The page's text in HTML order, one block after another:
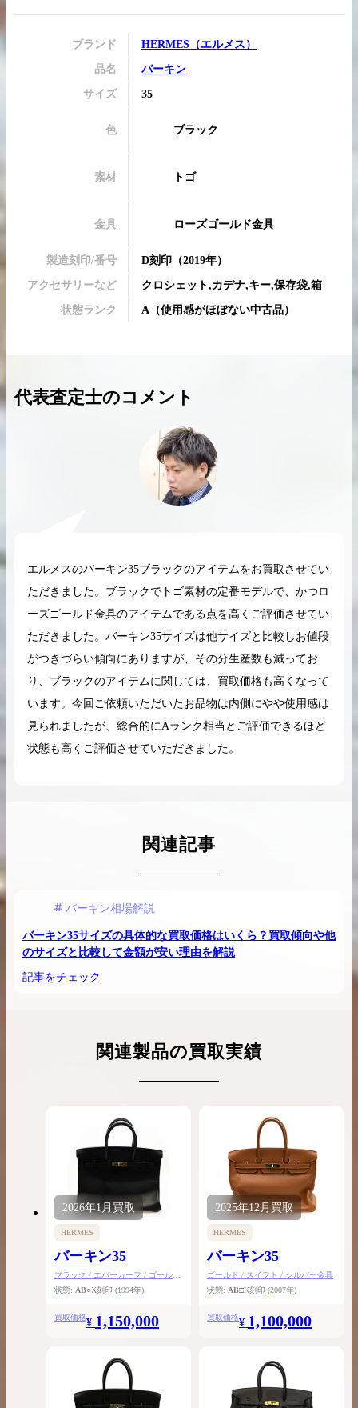
希少なリザード素材のバーキンの買取価格や
高く売るためのポイントを徹底解説
ブランド HERMES （エルメス ）
品名 バーキン
サイズ 35
色 ブラック
素材 トゴ
金具 ローズゴールド金具
製造刻印/番号 D刻印 （2019年）
アクセサリーなど クロシェット,カデナ,キー,保存袋,箱
状態ランク A （使用感がほぼない中古品）
代表査定士のコメント
エルメスのバーキン35ブラックのアイテムをお買取させてい
ただきました。ブラックでトゴ素材の定番モデルで、かつロ
ーズゴールド金具のアイテムである点を高くご評価させてい
ただきました。バーキン35サイズは他サイズと比較しお値段
がつきづらい傾向にありますが、その分生産数も減ってお
り、ブラックのアイテムに関しては、買取価格も高くなって
います。今回ご依頼いただいたお品物は内側にやや使用感は
見られましたが、総合的にAランク相当とご評価できるほど
状態も高くご評価させていただきました。
関連記事
バーキン相場解説
バーキン35サイズの具体的な買取価格はいくら？買取傾向や他
のサイズと比較して金額が安い理由を解説
記事をチェック
関連製品の買取実績
2026年1月買取
HERMES
バーキン35
ブラック / エバーカーフ / ゴールド
金具
状態: AB○X刻印 (1994年)
買取価格¥ 1,150,000
2025年12月買取
HERMES
バーキン35
ゴールド / スイフト / シルバー金具
状態: AB□K刻印 (2007年)
買取価格¥ 1,100,000